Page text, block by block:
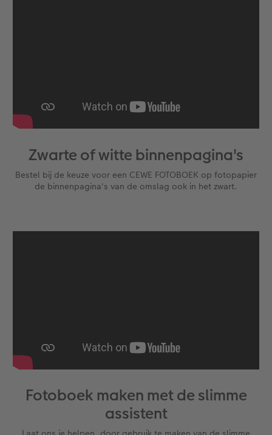
Zwarte of witte binnenpagina's
Bestel bij de keuze voor een CEWE FOTOBOEK op fotopapier
de binnenpagina's van de omslag ook in het zwart.
Fotoboek maken met de slimme
assistent